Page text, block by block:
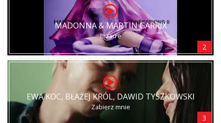
MADONNA & MARTIN GARRIX
Bizarre
2
EWA KOC, BŁAŻEJ KRÓL, DAWID TYSZKOWSKI
Zabierz mnie
3